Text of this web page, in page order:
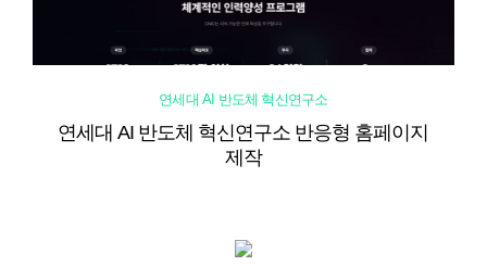
연세대 AI 반도체 혁신연구소
연세대 AI 반도체 혁신연구소 반응형 홈페이지
제작